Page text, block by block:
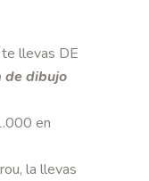
llevas DE
de dibujo
en
la llevas